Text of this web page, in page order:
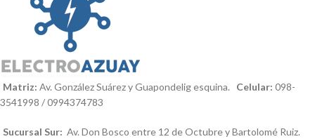
Matriz: Av. González Suárez y Guapondelig esquina. Celular: 098-
3541998 / 0994374783
Sucursal Sur: Av. Don Bosco entre 12 de Octubre y Bartolomé Ruiz.